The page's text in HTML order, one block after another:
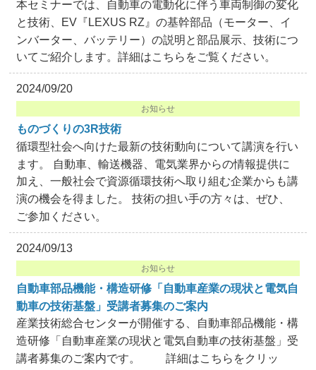
本セミナーでは、自動車の電動化に伴う車両制御の変化
と技術、EV『LEXUS RZ』の基幹部品（モーター、イ
ンバーター、バッテリー）の説明と部品展示、技術につ
いてご紹介します。詳細はこちらをご覧ください。
2024/09/20
お知らせ
ものづくりの3R技術
循環型社会へ向けた最新の技術動向について講演を行い
ます。 自動車、輸送機器、電気業界からの情報提供に
加え、一般社会で資源循環技術へ取り組む企業からも講
演の機会を得ました。 技術の担い手の方々は、ぜひ、
ご参加ください。
2024/09/13
お知らせ
自動車部品機能・構造研修「自動車産業の現状と電気自
動車の技術基盤」受講者募集のご案内
産業技術総合センターが開催する、自動車部品機能・構
造研修「自動車産業の現状と電気自動車の技術基盤」受
講者募集のご案内です。 詳細はこちらをクリッ